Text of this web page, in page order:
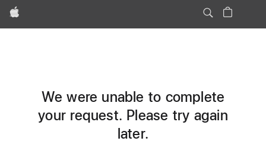
Apple
We were unable to complete
your request. Please try again
later.